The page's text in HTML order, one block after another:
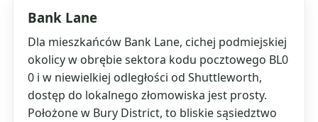
Bank Lane
Dla mieszkańców Bank Lane, cichej podmiejskiej
okolicy w obrębie sektora kodu pocztowego BL0
0 i w niewielkiej odległości od Shuttleworth,
dostęp do lokalnego złomowiska jest prosty.
Położone w Bury District, to bliskie sąsiedztwo